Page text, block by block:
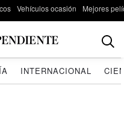
Vehículos ocasión Mejores
INTERNACIONAL